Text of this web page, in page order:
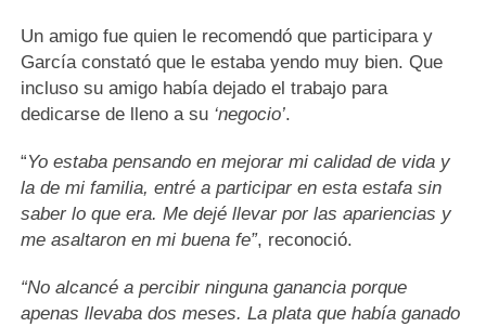
Un amigo fue quien le recomendó que participara y
García constató que le estaba yendo muy bien. Que
incluso su amigo había dejado el trabajo para
dedicarse de lleno a su ‘negocio’.
“Yo estaba pensando en mejorar mi calidad de vida y
la de mi familia, entré a participar en esta estafa sin
saber lo que era. Me dejé llevar por las apariencias y
me asaltaron en mi buena fe”, reconoció.
“No alcancé a percibir ninguna ganancia porque
apenas llevaba dos meses. La plata que había ganado